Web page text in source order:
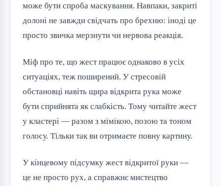
може бути спроба маскування. Навпаки, закриті
долоні не завжди свідчать про брехню: іноді це
просто звичка мерзнути чи нервова реакція.
Міф про те, що жест працює однаково в усіх
ситуаціях, теж поширений. У стресовій
обстановці навіть щира відкрита рука може
бути сприйнята як слабкість. Тому читайте жест
у кластері — разом з мімікою, позою та тоном
голосу. Тільки так ви отримаєте повну картину.
У кінцевому підсумку жест відкритої руки —
це не просто рух, а справжнє мистецтво